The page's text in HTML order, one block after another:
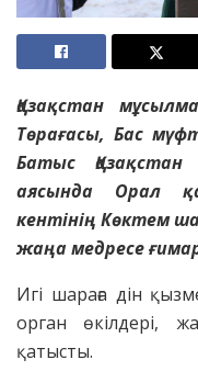
Қазақстан
Төрағасы, Бас
Батыс
аясында Орал
кентінің Көктем
жаңа медресе
Игі шараға дін
орган өкілдері,
қатысты.